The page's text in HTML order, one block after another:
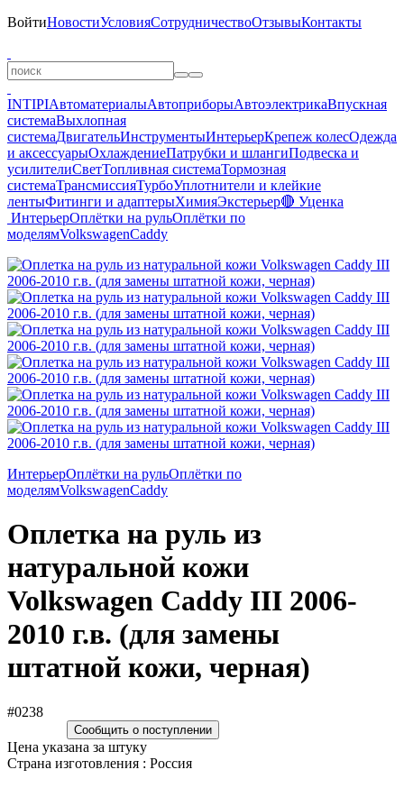
ВойтиНовостиУсловияСотрудничествоОтзывыКонтакты
INTIPIАвтоматериалыАвтоприборыАвтоэлектрикаВпускная
системаВыхлопная
системаДвигательИнструментыИнтерьерКрепеж колесОдежда
и аксессуарыОхлаждениеПатрубки и шлангиПодвеска и
усилителиСветТопливная системаТормозная
системаТрансмиссияТурбоУплотнители и клейкие
лентыФитинги и адаптерыХимияЭкстерьер🔴 Уценка
ИнтерьерОплётки на рульОплётки по
моделямVolkswagenCaddy
ИнтерьерОплётки на рульОплётки по
моделямVolkswagenCaddy
Оплетка на руль из
натуральной кожи
Volkswagen Caddy III 2006-
2010 г.в. (для замены
штатной кожи, черная)
#0238
Сообщить о поступлении
Цена указана за штуку
Страна изготовления : Россия